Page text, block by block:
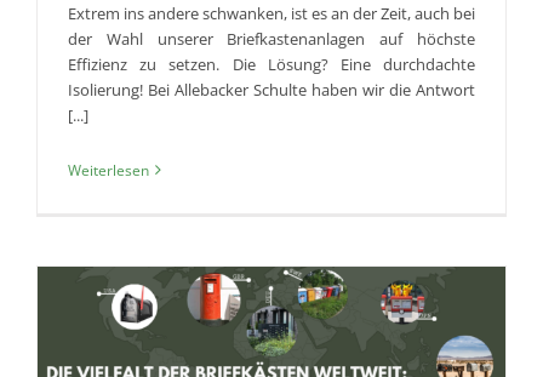
Extrem ins andere schwanken, ist es an der Zeit, auch bei
der Wahl unserer Briefkastenanlagen auf höchste
Effizienz zu setzen. Die Lösung? Eine durchdachte
Isolierung! Bei Allebacker Schulte haben wir die Antwort
[...]
Weiterlesen